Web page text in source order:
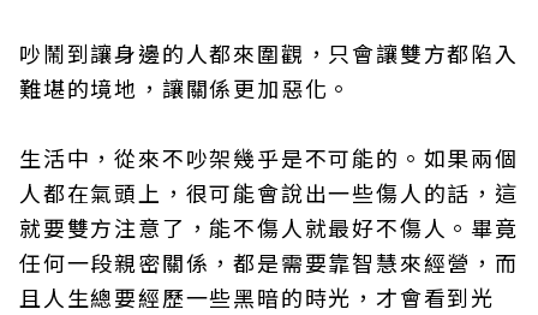
吵鬧到讓身邊的人都來圍觀，只會讓雙方都陷入
難堪的境地，讓關係更加惡化。
生活中，從來不吵架幾乎是不可能的。如果兩個
人都在氣頭上，很可能會說出一些傷人的話，這
就要雙方注意了，能不傷人就最好不傷人。畢竟
任何一段親密關係，都是需要靠智慧來經營，而
且人生總要經歷一些黑暗的時光，才會看到光